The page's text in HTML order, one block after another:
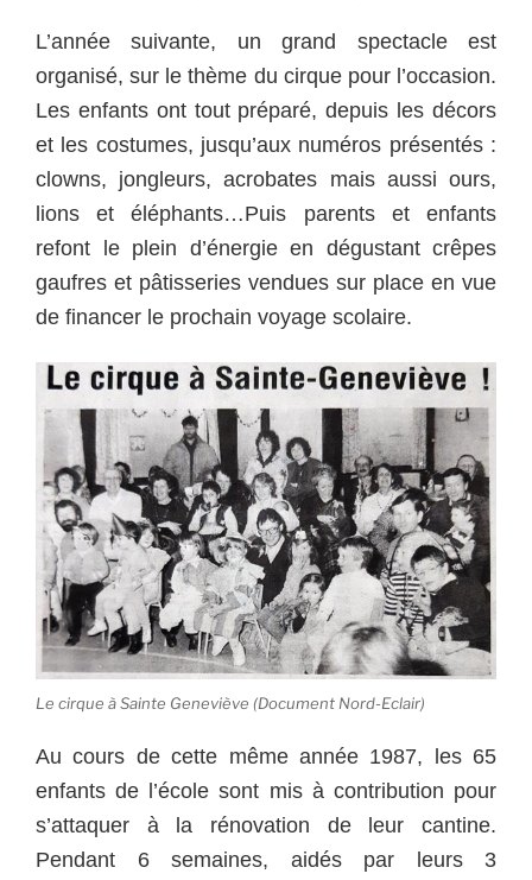
L’année suivante, un grand spectacle est
organisé, sur le thème du cirque pour l’occasion.
Les enfants ont tout préparé, depuis les décors
et les costumes, jusqu’aux numéros présentés :
clowns, jongleurs, acrobates mais aussi ours,
lions et éléphants…Puis parents et enfants
refont le plein d’énergie en dégustant crêpes
gaufres et pâtisseries vendues sur place en vue
de financer le prochain voyage scolaire.
Le cirque à Sainte Geneviève (Document Nord-Eclair)
Au cours de cette même année 1987, les 65
enfants de l’école sont mis à contribution pour
s’attaquer à la rénovation de leur cantine.
Pendant 6 semaines, aidés par leurs 3